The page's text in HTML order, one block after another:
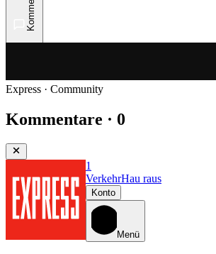
Express · Community
Kommentare · 0
1
VerkehrHau raus
Konto
Menü